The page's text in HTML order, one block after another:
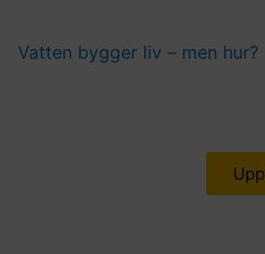
Vatten bygger liv – men hur?
Upp